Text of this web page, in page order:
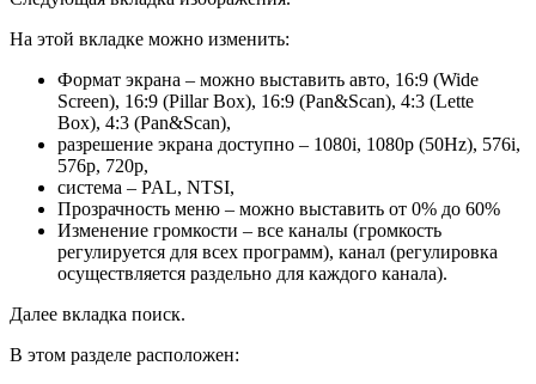
На этой вкладке можно изменить:
Формат экрана – можно выставить авто, 16:9 (Wide
Screen), 16:9 (Pillar Box), 16:9 (Pan&Scan), 4:3 (Lette
Box), 4:3 (Pan&Scan),
разрешение экрана доступно – 1080i, 1080p (50Hz), 576i,
576p, 720p,
система – PAL, NTSI,
Прозрачность меню – можно выставить от 0% до 60%
Изменение громкости – все каналы (громкость
регулируется для всех программ), канал (регулировка
осуществляется раздельно для каждого канала).
Далее вкладка поиск.
В этом разделе расположен: